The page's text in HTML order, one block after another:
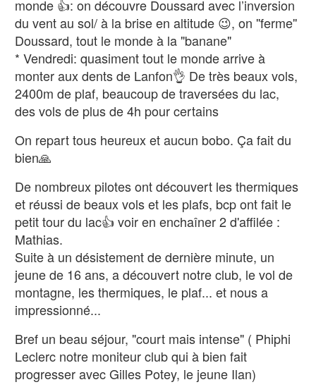
monde 👍: on découvre Doussard avec l’inversion
du vent au sol/ à la brise en altitude 😉, on ''ferme''
Doussard, tout le monde à la "banane"
* Vendredi: quasiment tout le monde arrive à
monter aux dents de Lanfon👌 De très beaux vols,
2400m de plaf, beaucoup de traversées du lac,
des vols de plus de 4h pour certains
On repart tous heureux et aucun bobo. Ça fait du
bien🙏
De nombreux pilotes ont découvert les thermiques
et réussi de beaux vols et les plafs, bcp ont fait le
petit tour du lac👍 voir en enchaîner 2 d'affilée :
Mathias.
Suite à un désistement de dernière minute, un
jeune de 16 ans, a découvert notre club, le vol de
montagne, les thermiques, le plaf... et nous a
impressionné...
Bref un beau séjour, "court mais intense" ( Phiphi
Leclerc notre moniteur club qui à bien fait
progresser avec Gilles Potey, le jeune Ilan)